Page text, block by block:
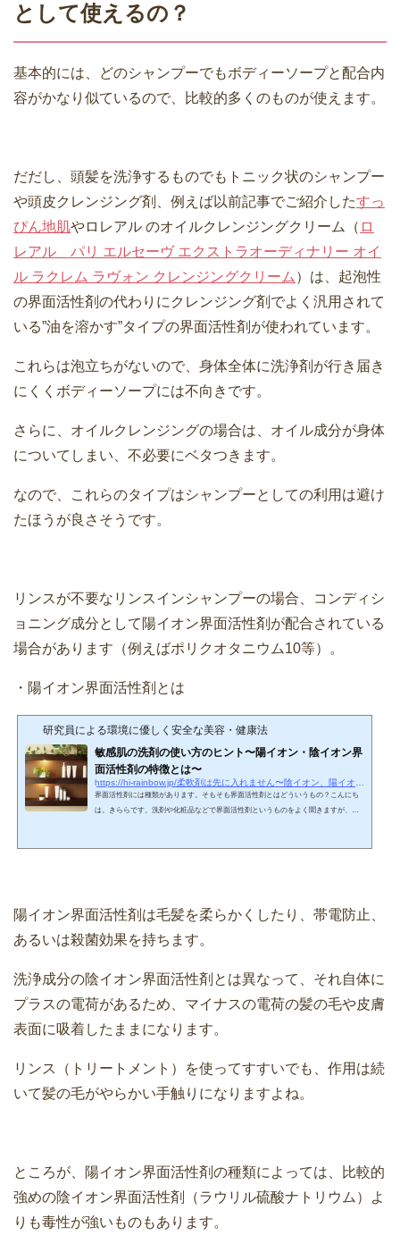
として使えるの？
基本的には、どのシャンプーでもボディーソープと配合内
容がかなり似ているので、比較的多くのものが使えます。
だだし、頭髪を洗浄するものでもトニック状のシャンプー
や頭皮クレンジング剤、例えば以前記事でご紹介したすっ
ぴん地肌やロレアル のオイルクレンジングクリーム（ ロ
レアル パリ エルセーヴ エクストラオーディナリー オイ
ル ラクレム ラヴォン クレンジングクリーム ）は、起泡性
の界面活性剤の代わりにクレンジング剤でよく汎用されて
いる”油を溶かす”タイプの界面活性剤が使われています。
これらは泡立ちがないので、身体全体に洗浄剤が行き届き
にくくボディーソープには不向きです。
さらに、オイルクレンジングの場合は、オイル成分が身体
についてしまい、不必要にベタつきます。
なので、これらのタイプはシャンプーとしての利用は避け
たほうが良さそうです。
リンスが不要なリンスインシャンプーの場合、コンディシ
ョニング成分として陽イオン界面活性剤が配合されている
場合があります（例えばポリクオタニウム10等）。
・陽イオン界面活性剤とは
研究員による環境に優しく安全な美容・健康法
敏感肌の洗剤の使い方のヒント〜陽イオン・陰イオン界
面活性剤の特徴とは〜
界面活性剤には種類があります。そもそも界面活性剤とはどういうもの？こんにち
は。きららです。洗剤や化粧品などで界面活性剤というものをよく聞きますが、洗
陽イオン界面活性剤は毛髪を柔らかくしたり、帯電防止、
あるいは殺菌効果を持ちます。
洗浄成分の陰イオン界面活性剤とは異なって、それ自体に
プラスの電荷があるため、マイナスの電荷の髪の毛や皮膚
表面に吸着したままになります。
リンス（トリートメント）を使ってすすいでも、作用は続
いて髪の毛がやらかい手触りになりますよね。
ところが、陽イオン界面活性剤の種類によっては、比較的
強めの陰イオン界面活性剤（ラウリル硫酸ナトリウム）よ
りも毒性が強いものもあります。